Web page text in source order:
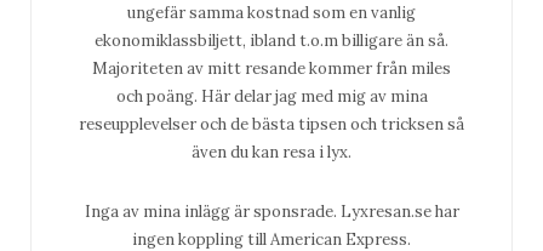
ungefär samma kostnad som en vanlig
ekonomiklassbiljett, ibland t.o.m billigare än så.
Majoriteten av mitt resande kommer från miles
och poäng. Här delar jag med mig av mina
reseupplevelser och de bästa tipsen och tricksen så
även du kan resa i lyx.
Inga av mina inlägg är sponsrade. Lyxresan.se har
ingen koppling till American Express.